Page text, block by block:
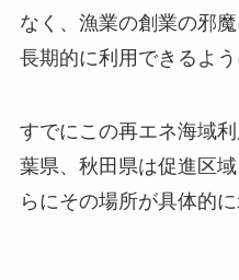
なく、漁業の創業の邪
長期的に利用できるよう
すでにこの再エネ海域
葉県、秋田県は促進区
らにその場所が具体的